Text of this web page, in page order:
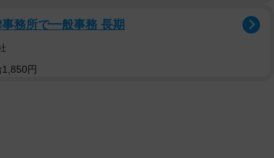
が、丹波地域全体をテーマにした本は初めてとい
「新たな潮流」「人口減少」など六つの章立て
課題も取り上げた。
務所で一般事務 長期
円